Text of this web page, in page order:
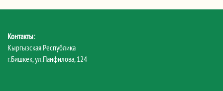
Контакты:
Кыргызская Республика
г.Бишкек, ул.Панфилова, 124